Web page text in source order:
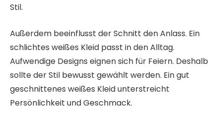
Stil.
Außerdem beeinflusst der Schnitt den Anlass. Ein
schlichtes weißes Kleid passt in den Alltag.
Aufwendige Designs eignen sich für Feiern. Deshalb
sollte der Stil bewusst gewählt werden. Ein gut
geschnittenes weißes Kleid unterstreicht
Persönlichkeit und Geschmack.